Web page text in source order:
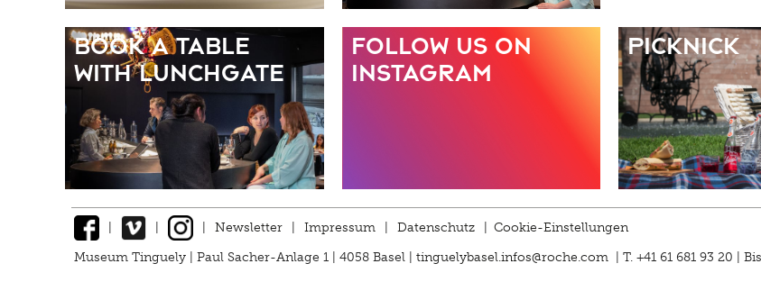
Book a table
with Lunchgate
Follow us on
Instagram
Picknick
Newsletter Impressum Datenschutz Cookie-Einstellungen
Museum Tinguely | Paul Sacher-Anlage 1 | 4058 Basel | tinguelybasel.infos@roche.com | T. +41 61 681 93 20 |